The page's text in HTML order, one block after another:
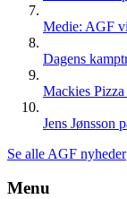
Medie: AGF
Dagens
Mackies
Jens Jønsson
Se alle AGF nyheder
Menu